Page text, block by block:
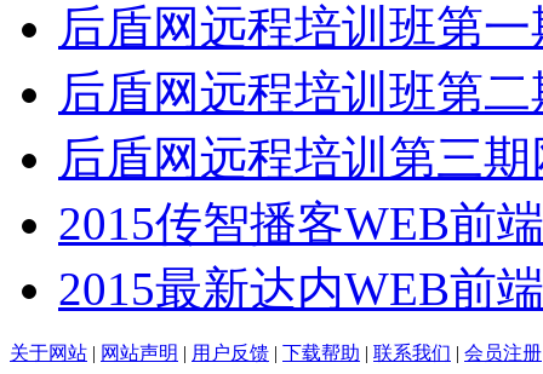
后盾网远程培训班第一
后盾网远程培训班第二
后盾网远程培训第三期
2015传智播客WEB前
2015最新达内WEB前
关于网站 | 网站声明 | 用户反馈 | 下载帮助 | 联系我们 | 会员注册